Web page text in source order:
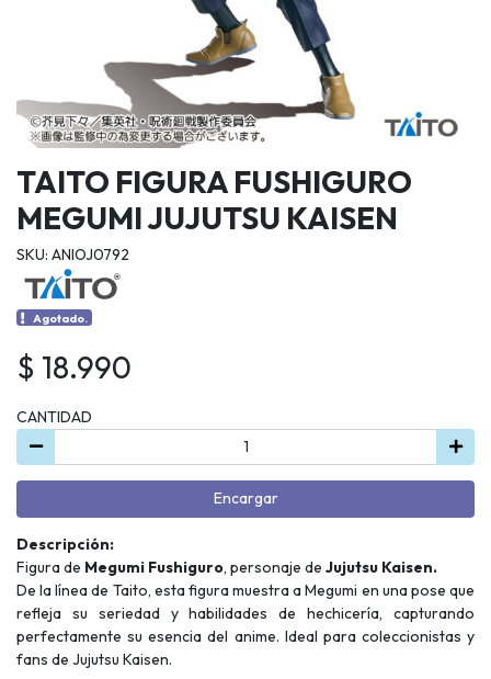
TAITO FIGURA FUSHIGURO
MEGUMI JUJUTSU KAISEN
SKU: ANIOJ0792
Agotado.
$ 18.990
CANTIDAD
Encargar
Descripción:
Figura de Megumi Fushiguro, personaje de Jujutsu Kaisen.
De la línea de Taito, esta figura muestra a Megumi en una pose que
refleja su seriedad y habilidades de hechicería, capturando
perfectamente su esencia del anime. Ideal para coleccionistas y
fans de Jujutsu Kaisen.